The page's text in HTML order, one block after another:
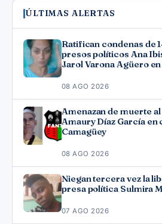
ÚLTIMAS ALERTAS
Ratifican condenas de
presos políticos Ana
Jarol Varona Agüero
08 AGO 2026
Amenazan de muerte
Amaury Díaz García en
Camagüey
08 AGO 2026
Niegan tercera vez la
presa política Sulmira
07 AGO 2026